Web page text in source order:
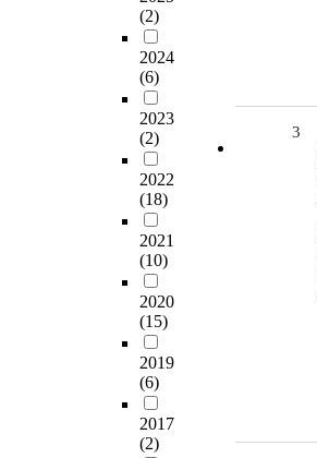
(2)
2024
(6)
2023
(2)
2022
(18)
2021
(10)
2020
(15)
2019
(6)
2017
(2)
3